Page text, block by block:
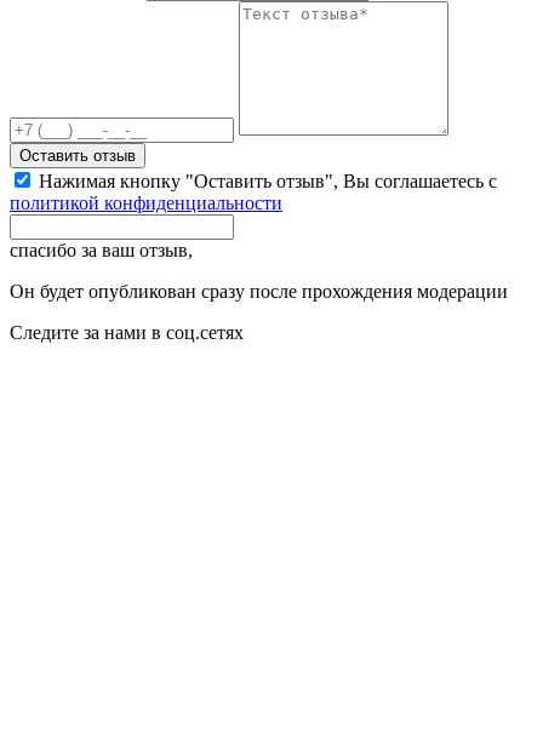
Оставить отзыв
Нажимая кнопку "Оставить отзыв", Вы соглашаетесь с
политикой конфиденциальности
спасибо за ваш отзыв,
Он будет опубликован сразу после прохождения модерации
Следите за нами в соц.сетях